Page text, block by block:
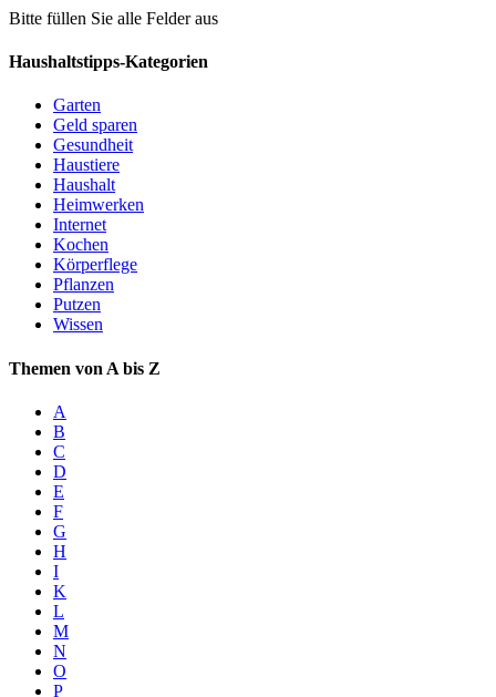
Bitte füllen Sie alle Felder aus
Haushaltstipps-Kategorien
Garten
Geld sparen
Gesundheit
Haustiere
Haushalt
Heimwerken
Internet
Kochen
Körperflege
Pflanzen
Putzen
Wissen
Themen von A bis Z
A
B
C
D
E
F
G
H
I
K
L
M
N
O
P